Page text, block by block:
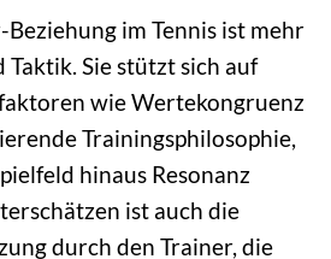
im Tennis ist mehr
Taktik. Sie stützt sich auf
wie Wertekongruenz
Trainingsphilosophie,
hinaus Resonanz
ist auch die
durch den Trainer, die